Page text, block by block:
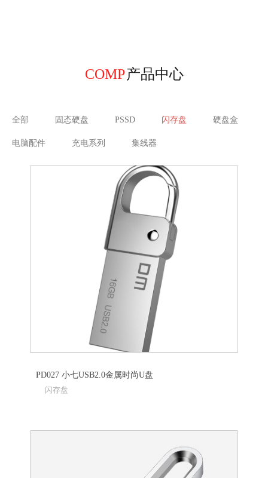
COMP产品中心
全部 固态硬盘 PSSD 闪存盘 硬盘盒
电脑配件 充电系列 集线器
PD027 小七USB2.0金属时尚U盘
闪存盘